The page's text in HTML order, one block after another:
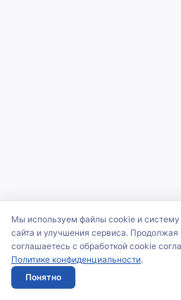
Мы используем файлы cookie и систему
сайта и улучшения сервиса. Продолжая
соглашаетесь с обработкой cookie
Политике конфиденциальности.
Понятно